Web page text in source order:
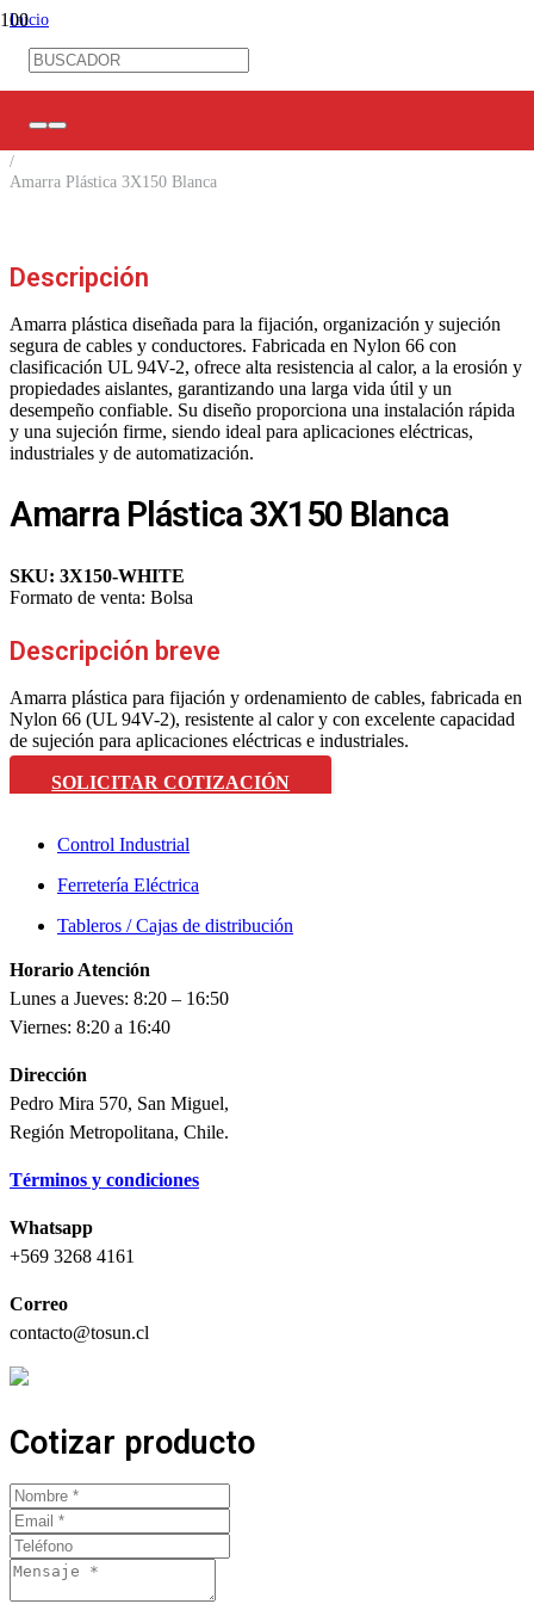
Inicio
Ferretería Eléctrica
/
Amarra Plástica 3X150 Blanca
Descripción
Amarra plástica diseñada para la fijación, organización y sujeción
segura de cables y conductores. Fabricada en Nylon 66 con
clasificación UL 94V-2, ofrece alta resistencia al calor, a la erosión y
propiedades aislantes, garantizando una larga vida útil y un
desempeño confiable. Su diseño proporciona una instalación rápida
y una sujeción firme, siendo ideal para aplicaciones eléctricas,
industriales y de automatización.
Amarra Plástica 3X150 Blanca
SKU: 3X150-WHITE
Formato de venta: Bolsa
Descripción breve
Amarra plástica para fijación y ordenamiento de cables, fabricada en
Nylon 66 (UL 94V-2), resistente al calor y con excelente capacidad
de sujeción para aplicaciones eléctricas e industriales.
SOLICITAR COTIZACIÓN
Control Industrial
Ferretería Eléctrica
Tableros / Cajas de distribución
Horario Atención
Lunes a Jueves: 8:20 – 16:50
Viernes: 8:20 a 16:40
Dirección
Pedro Mira 570, San Miguel,
Región Metropolitana, Chile.
Términos y condiciones
Whatsapp
+569 3268 4161
Correo
contacto@tosun.cl
Cotizar producto